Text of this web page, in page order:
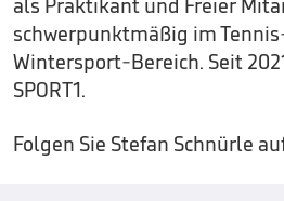
als Praktikant und Freier
schwerpunktmäßig im
Wintersport-Bereich. Seit
SPORT1.
Folgen Sie Stefan Schnürle